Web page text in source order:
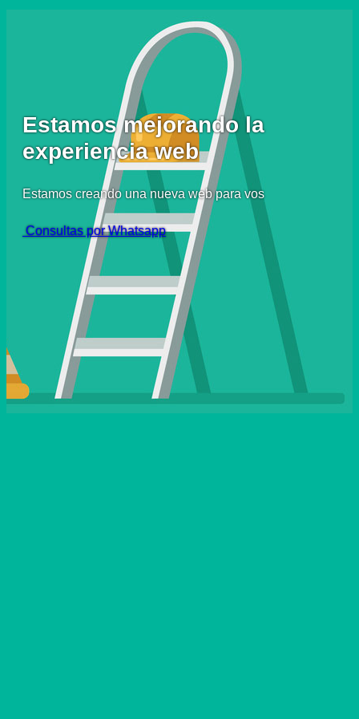
Estamos mejorando la
experiencia web
Estamos creando una nueva web para vos
Consultas por Whatsapp